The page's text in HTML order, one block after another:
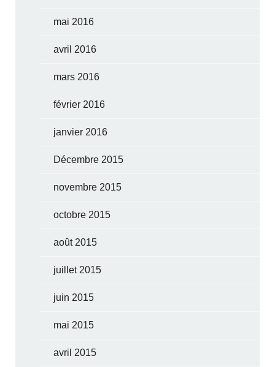
mai 2016
avril 2016
mars 2016
février 2016
janvier 2016
Décembre 2015
novembre 2015
octobre 2015
août 2015
juillet 2015
juin 2015
mai 2015
avril 2015